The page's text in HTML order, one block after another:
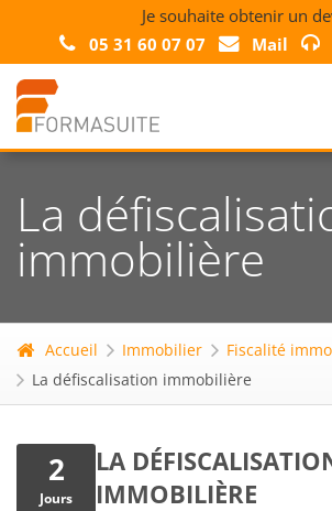
Je souhaite obtenir un
05 31 60 07 07
Mail
La
immobilière
Accueil Immobilier
Fiscalité
La défiscalisation immobilière
2
Jours
LA
IMMOBILIÈRE